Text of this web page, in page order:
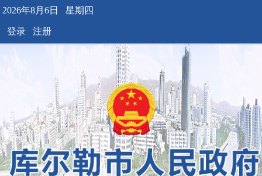
2026年8月6日 星期四
登录 注册